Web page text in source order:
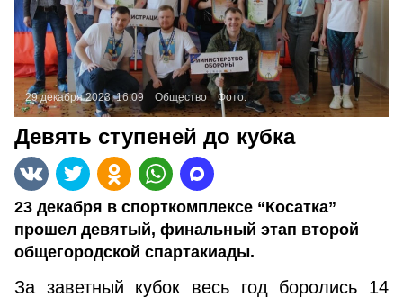
29 декабря 2023, 16:09 Общество Фото:
Девять ступеней до кубка
23 декабря в спорткомплексе “Косатка”
прошел девятый, финальный этап второй
общегородской спартакиады.
За заветный кубок весь год боролись 14